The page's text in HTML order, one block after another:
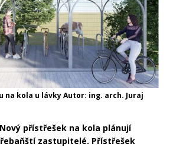
na kola u lávky Autor: ing. arch. Juraj
Nový přístřešek na kola plánují
zastupitelé. Přístřešek